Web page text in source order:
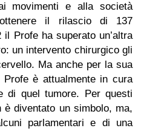
movimenti e alla società
il rilascio di 137
il Profe ha superato un’altra
un intervento chirurgico gli
Ma anche per la sua
è attualmente in cura
di quel tumore. Per questi
diventato un simbolo, ma,
parlamentari e di una